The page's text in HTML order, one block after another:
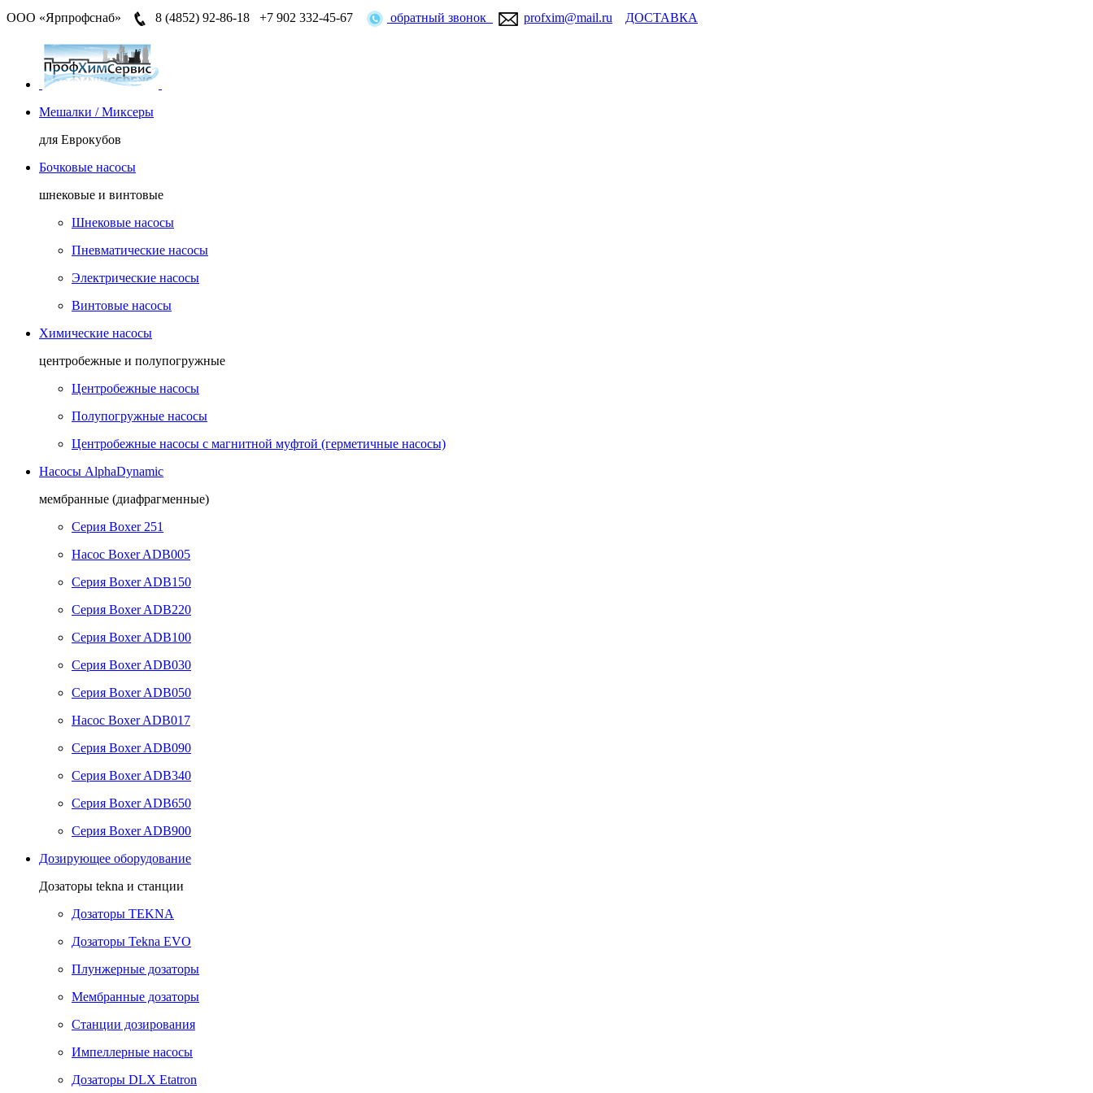
ООО «Ярпрофснаб» 8 (4852) 92-86-18 +7 902 332-45-67 обратный звонок profxim@mail.ru ДОСТАВКА
Мешалки / Миксеры
для Еврокубов
Бочковые насосы
шнековые и винтовые
Шнековые насосы
Пневматические насосы
Электрические насосы
Винтовые насосы
Химические насосы
центробежные и полупогружные
Центробежные насосы
Полупогружные насосы
Центробежные насосы с магнитной муфтой (герметичные насосы)
Насосы AlphaDynamic
мембранные (диафрагменные)
Серия Boxer 251
Насос Boxer ADB005
Серия Boxer ADB150
Серия Boxer ADB220
Серия Boxer ADB100
Серия Boxer ADB030
Серия Boxer ADB050
Насос Boxer ADB017
Серия Boxer ADB090
Серия Boxer ADB340
Серия Boxer ADB650
Серия Boxer ADB900
Дозирующее оборудование
Дозаторы tekna и станции
Дозаторы TEKNA
Дозаторы Tekna EVO
Плунжерные дозаторы
Мембранные дозаторы
Станции дозирования
Импеллерные насосы
Дозаторы DLX Etatron